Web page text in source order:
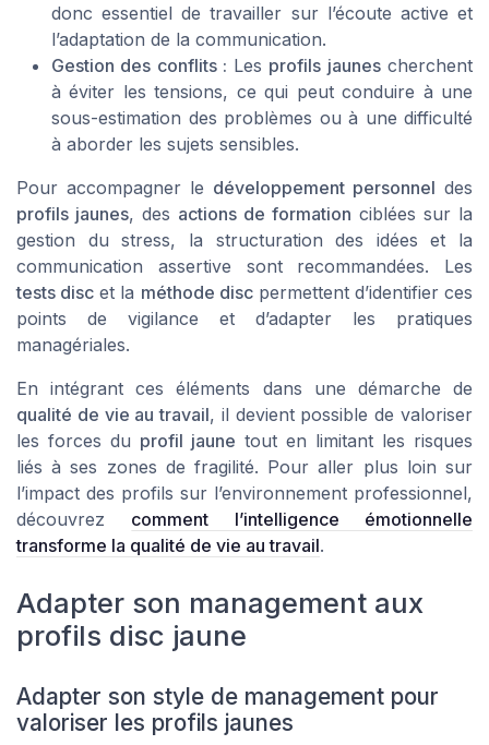
donc essentiel de travailler sur l’écoute active et
l’adaptation de la communication.
Gestion des conflits : Les profils jaunescherchent
à éviter les tensions, ce qui peut conduire à une
sous-estimation des problèmes ou à une difficulté
à aborder les sujets sensibles.
Pour accompagner le développement personnel des
profils jaunes, des actions de formation ciblées sur la
gestion du stress, la structuration des idées et la
communication assertive sont recommandées. Les
tests disc et la méthode discpermettent d’identifier ces
points de vigilance et d’adapter les pratiques
managériales.
En intégrant ces éléments dans une démarche de
qualité de vie au travail, il devient possible de valoriser
les forces du profil jaune tout en limitant les risques
liés à ses zones de fragilité. Pour aller plus loin sur
l’impact des profils sur l’environnement professionnel,
découvrez comment l’intelligence émotionnelle
transforme la qualité de vie au travail.
Adapter son management aux
profils disc jaune
Adapter son style de management pour
valoriser les profils jaunes